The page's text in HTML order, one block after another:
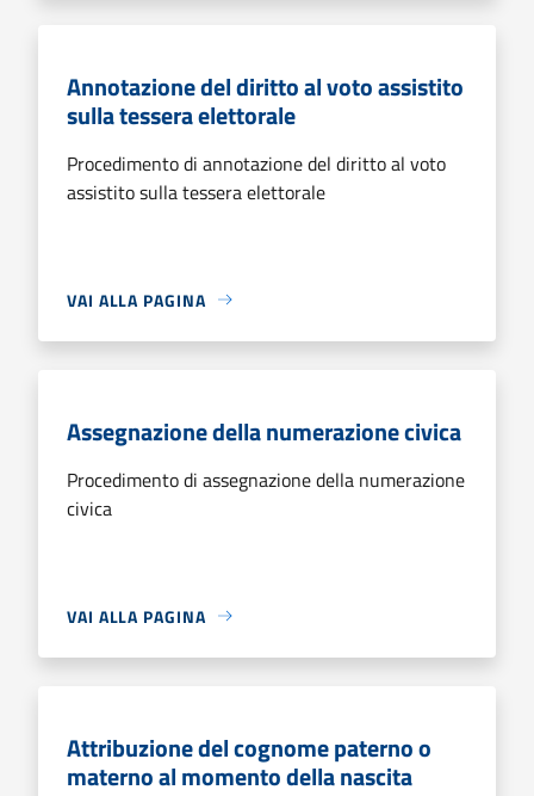
Annotazione del diritto al voto assistito
sulla tessera elettorale
Procedimento di annotazione del diritto al voto
assistito sulla tessera elettorale
VAI ALLA PAGINA
Assegnazione della numerazione civica
Procedimento di assegnazione della numerazione
civica
VAI ALLA PAGINA
Attribuzione del cognome paterno o
materno al momento della nascita